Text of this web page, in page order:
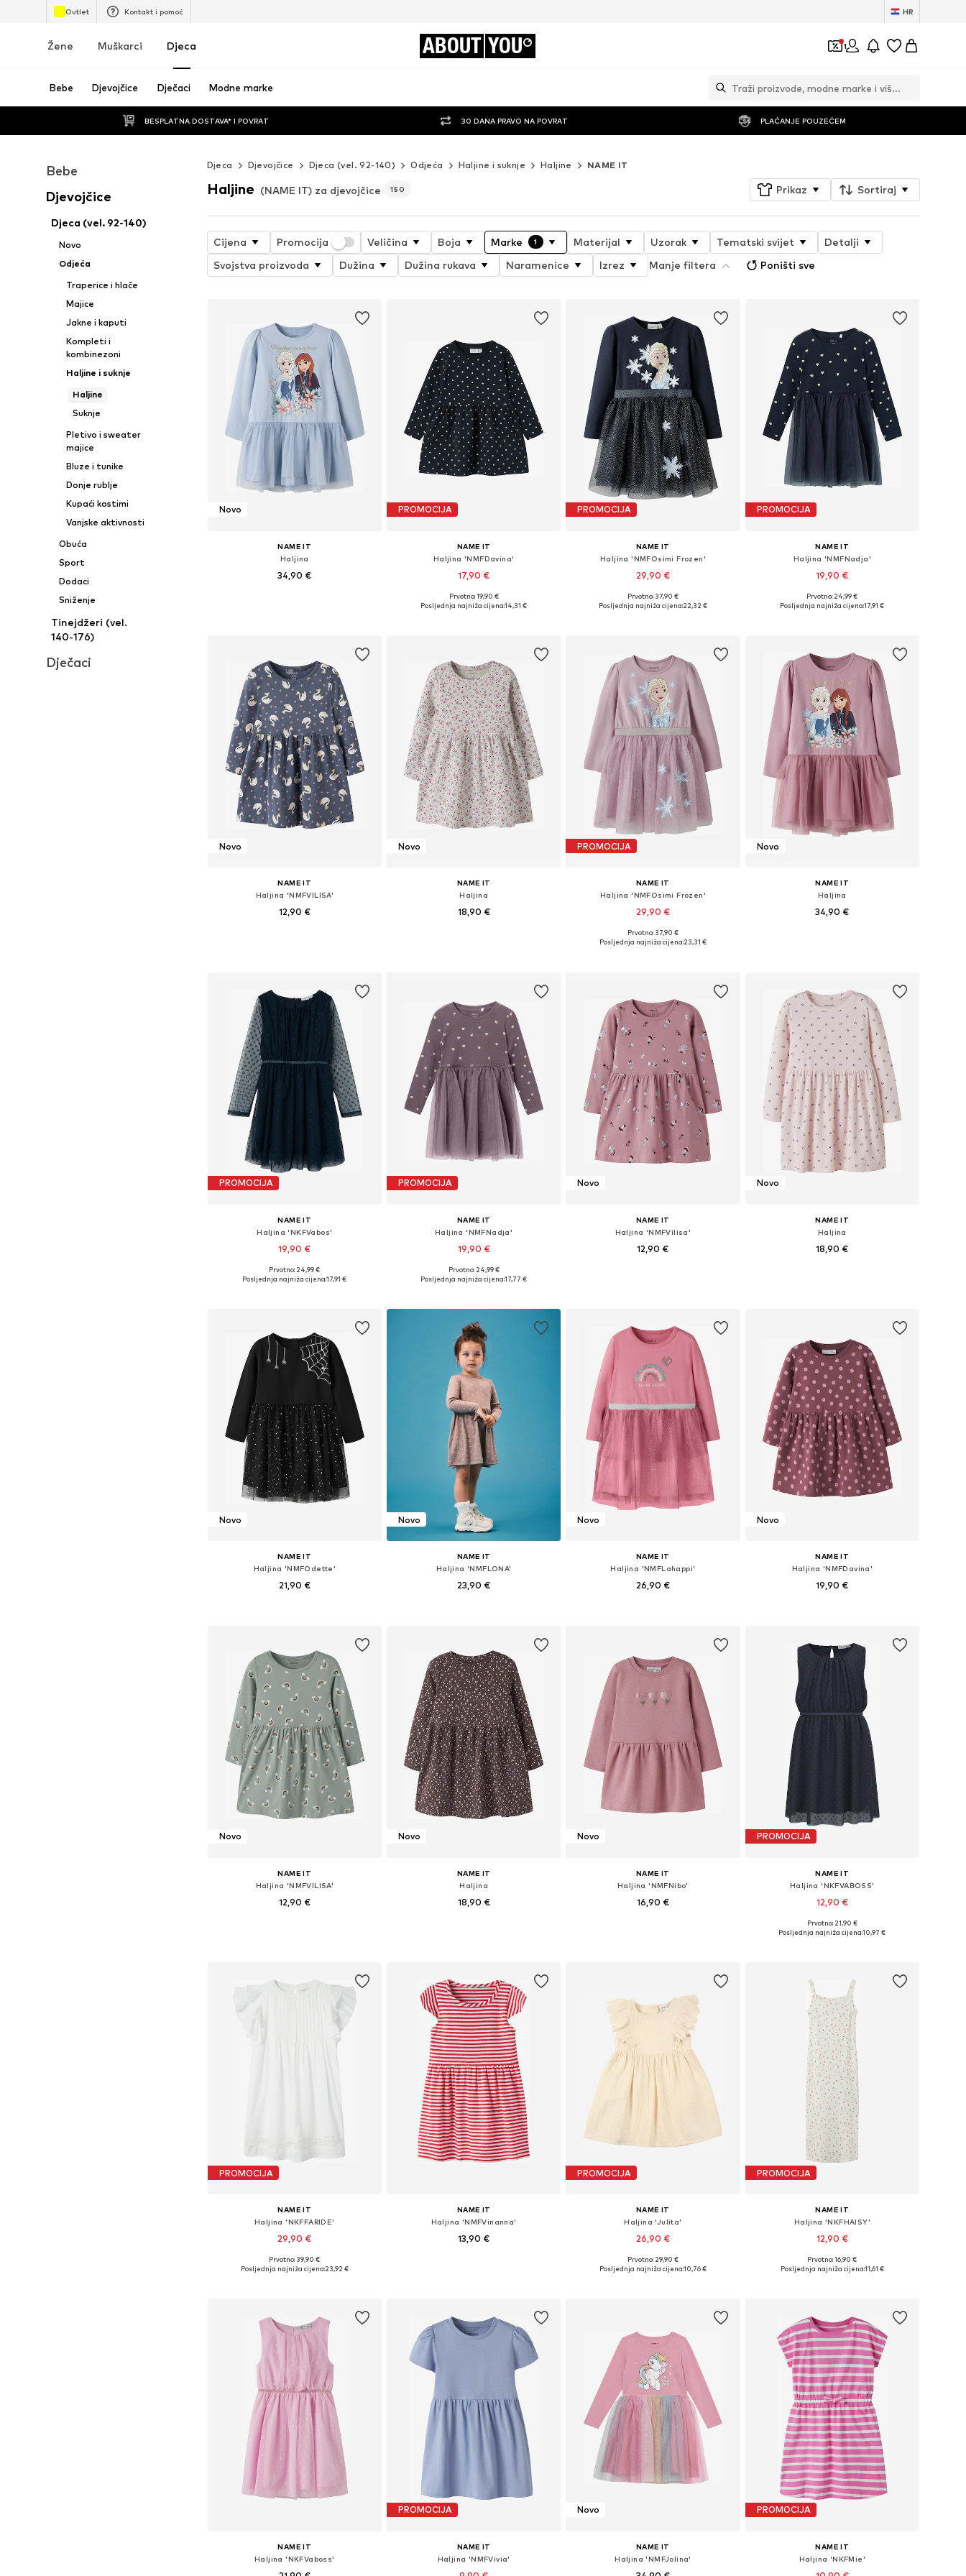
Outlet Kontakt i pomoć HR
Žene Muškarci Djeca ABOUT YOU 1
Bebe Djevojčice Dječaci Modne marke
BESPLATNA DOSTAVA* I POVRAT 30 DANA PRAVO NA POVRAT PLAĆANJE POUZEĆEM
Bebe
Djevojčice
Djeca (vel. 92-140)
Novo
Odjeća
Traperice i hlače
Majice
Jakne i kaputi
Kompleti i
kombinezoni
Haljine i suknje
Haljine
Suknje
Pletivo i sweater
majice
Bluze i tunike
Donje rublje
Kupaći kostimi
Vanjske aktivnosti
Obuća
Sport
Dodaci
Sniženje
Tinejdžeri (vel.
140-176)
Dječaci
Djeca Djevojčice Djeca (vel. 92-140) Odjeća Haljine i suknje Haljine NAME IT
Haljine (NAME IT) za djevojčice 150 Prikaz Sortiraj
Cijena Promocija Veličina Boja Marke 1 Materijal Uzorak Tematski svijet
Detalji
Svojstva proizvoda
Dužina Dužina rukava Naramenice Izrez Manje filtera Poništi sve
Novo
NAME IT
Haljina
34,90 €
PROMOCIJA
NAME IT
Haljina 'NMFDavina'
17,90 €
Dostupno u više veličina
Prvotno: 19,90 €
Posljednja najniža cijena:14,31 €
PROMOCIJA
NAME IT
Haljina 'NMFOsimi Frozen'
29,90 €
Dostupno u više veličina
Prvotno: 37,90 €
Posljednja najniža cijena:22,32 €
PROMOCIJA
NAME IT
Haljina 'NMFNadja'
19,90 €
+1
Dostupno u više veličina
Prvotno: 24,99 €
Posljednja najniža cijena:17,91 €
Novo
NAME IT
Haljina 'NMFVILISA'
12,90 €
Novo
NAME IT
Haljina
18,90 €
PROMOCIJA
NAME IT
Haljina 'NMFOsimi Frozen'
29,90 €
Dostupno u više veličina
Prvotno: 37,90 €
Posljednja najniža cijena:23,31 €
Novo
NAME IT
Haljina
34,90 €
PROMOCIJA
NAME IT
Haljina 'NKFVabos'
19,90 €
Dostupno u više veličina
Prvotno: 24,99 €
Posljednja najniža cijena:17,91 €
PROMOCIJA
NAME IT
Haljina 'NMFNadja'
19,90 €
+1
Dostupno u više veličina
Prvotno: 24,99 €
Posljednja najniža cijena:17,77 €
Novo
NAME IT
Haljina 'NMFVilisa'
12,90 €
Novo
NAME IT
Haljina
18,90 €
Novo
NAME IT
Haljina 'NMFOdette'
21,90 €
Novo
NAME IT
Haljina 'NMFLONA'
23,90 €
Novo
NAME IT
Haljina 'NMFLahappi'
26,90 €
Novo
NAME IT
Haljina 'NMFDavina'
19,90 €
Novo
NAME IT
Haljina 'NMFVILISA'
12,90 €
Novo
NAME IT
Haljina
18,90 €
Novo
NAME IT
Haljina 'NMFNibo'
16,90 €
PROMOCIJA
NAME IT
Haljina 'NKFVABOSS'
12,90 €
Dostupno u više veličina
Prvotno: 21,90 €
Posljednja najniža cijena:10,97 €
PROMOCIJA
NAME IT
Haljina 'NKFFARIDE'
29,90 €
Dostupno u više veličina
Prvotno: 39,90 €
Posljednja najniža cijena:23,92 €
NAME IT
Haljina 'NMFVinanna'
13,90 €
PROMOCIJA
NAME IT
Haljina 'Julita'
26,90 €
Dostupne veličine: 104, 110, 116, 122, 128
Prvotno: 29,90 €
Posljednja najniža cijena:10,76 €
PROMOCIJA
NAME IT
Haljina 'NKFHAISY'
12,90 €
Dostupno u više veličina
Prvotno: 16,90 €
Posljednja najniža cijena:11,61 €
NAME IT
Haljina 'NKFVaboss'
PROMOCIJA
NAME IT
Haljina 'NMFVivia'
Novo
NAME IT
Haljina 'NMFJolina'
PROMOCIJA
NAME IT
Haljina 'NKFMie'